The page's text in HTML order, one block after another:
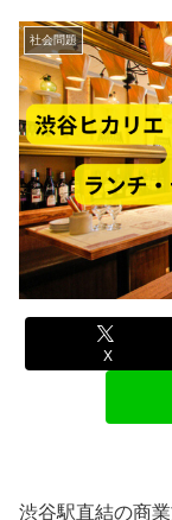
社会問題
X
渋谷駅直結の商